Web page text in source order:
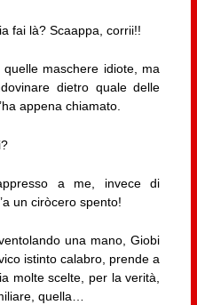
fai là? Scaappa, corrii!!
maschere idiote, ma
dietro quale delle
appena chiamato.
a me, invece di
un ciròcero spento!
una mano, Giobi
istinto calabro, prende a
molte scelte, per la verità,
quella…